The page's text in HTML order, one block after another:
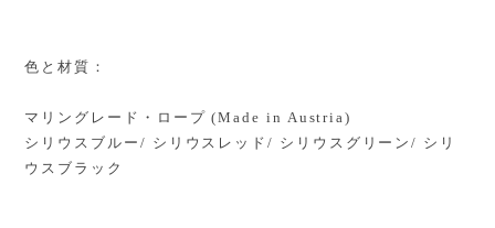
色と材質：
マリングレード・ロープ (Made in Austria)
シリウスブルー/ シリウスレッド/ シリウスグリーン/ シリ
ウスブラック